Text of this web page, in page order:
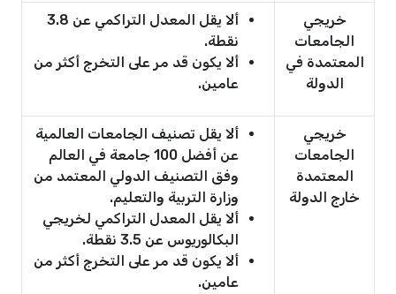
خريجي
الجامعات
المعتمدة في
الدولة
ألا يقل المعدل التراكمي عن 3.8
نقطة.
ألا يكون قد مر على التخرج أكثر من
عامين.
خريجي
الجامعات
المعتمدة
خارج الدولة
ألا يقل تصنيف الجامعات العالمية
عن أفضل 100 جامعة في العالم
وفق التصنيف الدولي المعتمد من
وزارة التربية والتعليم.
ألا يقل المعدل التراكمي لخريجي
البكالوريوس عن 3.5 نقطة.
ألا يكون قد مر على التخرج أكثر من
عامين.